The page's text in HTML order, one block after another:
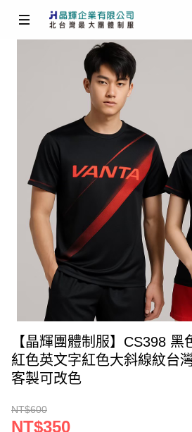
【晶輝團體制服】CS398 黑色底V領胸前可配
紅色英文字紅色大斜線紋台
客製可改色
NT$600
NT$350